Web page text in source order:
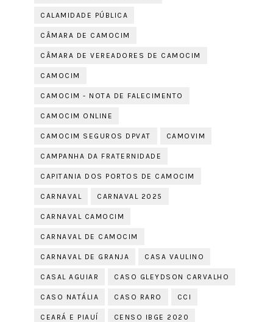
CALAMIDADE PÚBLICA
CÂMARA DE CAMOCIM
CÂMARA DE VEREADORES DE CAMOCIM
CAMOCIM
CAMOCIM - NOTA DE FALECIMENTO
CAMOCIM ONLINE
CAMOCIM SEGUROS DPVAT CAMOVIM
CAMPANHA DA FRATERNIDADE
CAPITANIA DOS PORTOS DE CAMOCIM
CARNAVAL CARNAVAL 2025
CARNAVAL CAMOCIM
CARNAVAL DE CAMOCIM
CARNAVAL DE GRANJA CASA VAULINO
CASAL AGUIAR CASO GLEYDSON CARVALHO
CASO NATÁLIA CASO RARO CCI
CEARÁ E PIAUÍ CENSO IBGE 2020